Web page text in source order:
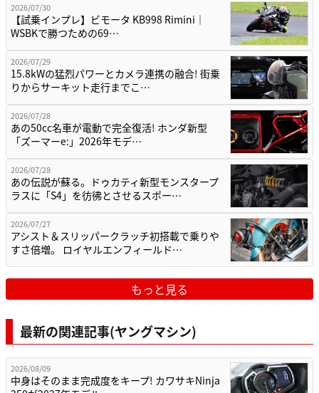
2026/07/30
【試乗インプレ】ビモータ KB998 Rimini｜
WSBKで勝つための69…
2026/07/29
15.8kWの猛烈パワーとカメラ連携の融合! 街乗
りからサーキット走行までこ…
2026/07/28
あの50cc名車が電動で完全復活! ホンダ新型
「ズーマーe:」2026年モデ…
2026/07/28
あの伝説が蘇る。ドゥカティ新型モンスタープ
ラスに「S4」を彷彿とさせるスポー…
2026/07/27
アシスト＆スリッパークラッチ初搭載で乗りや
すさ倍増。 ロイヤルエンフィールド…
もっと見る
最新の関連記事(ヤングマシン)
2026/08/09
中身はそのまま完成度をキープ! カワサキNinja